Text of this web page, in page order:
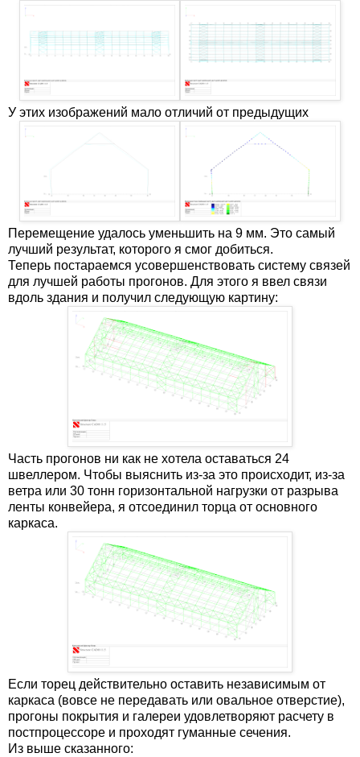
У этих изображений мало отличий от предыдущих
Перемещение удалось уменьшить на 9 мм. Это самый
лучший результат, которого я смог добиться.
Теперь постараемся усовершенствовать систему связей
для лучшей работы прогонов. Для этого я ввел связи
вдоль здания и получил следующую картину:
Часть прогонов ни как не хотела оставаться 24
швеллером. Чтобы выяснить из-за это происходит, из-за
ветра или 30 тонн горизонтальной нагрузки от разрыва
ленты конвейера, я отсоединил торца от основного
каркаса.
Если торец действительно оставить независимым от
каркаса (вовсе не передавать или овальное отверстие),
прогоны покрытия и галереи удовлетворяют расчету в
постпроцессоре и проходят гуманные сечения.
Из выше сказанного: